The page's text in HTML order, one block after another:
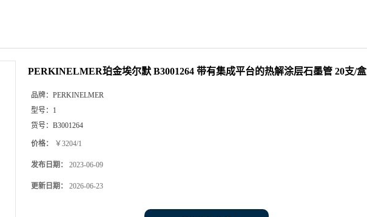
PERKINELMER珀金埃尔默 B3001264 带有集成平台的热解涂层石墨管 20支/盒
品牌： PERKINELMER
型号： 1
货号： B3001264
价格： ￥3204/1
发布日期： 2023-06-09
更新日期： 2026-06-23